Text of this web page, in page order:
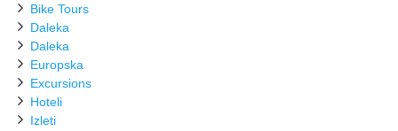
Bike Tours
Daleka
Daleka
Europska
Excursions
Hoteli
Izleti